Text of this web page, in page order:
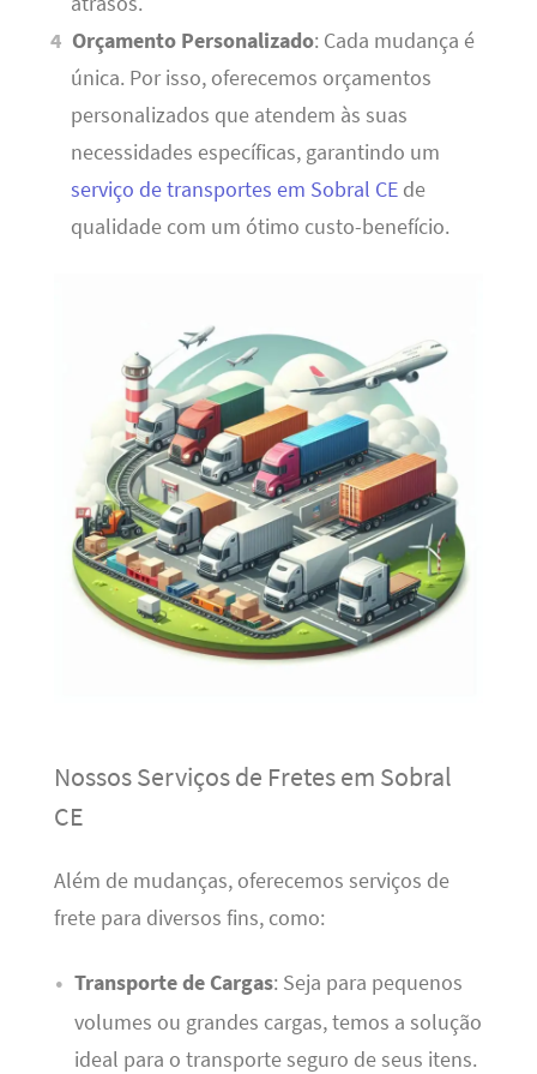
Orçamento Personalizado: Cada mudança é
única. Por isso, oferecemos orçamentos
personalizados que atendem às suas
necessidades específicas, garantindo um
serviço de transportes em Sobral CEde
qualidade com um ótimo custo-benefício.
Nossos Serviços de Fretes em Sobral
CE
Além de mudanças, oferecemos serviços de
frete para diversos fins, como:
Transporte de Cargas: Seja para pequenos
volumes ou grandes cargas, temos a solução
ideal para o transporte seguro de seus itens.